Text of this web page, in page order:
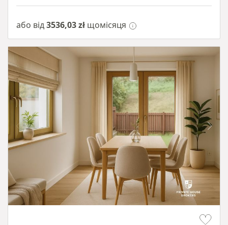
або від3536,03 zł щомісяця